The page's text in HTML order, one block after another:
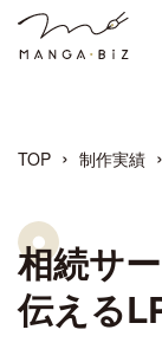
TOP › 制作実績 ›
相続サ
伝える